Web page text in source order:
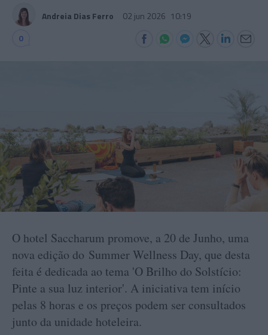
Andreia Dias Ferro 02 jun 2026 10:19
0
O hotel Saccharum promove, a 20 de Junho, uma
nova edição do Summer Wellness Day, que desta
feita é dedicada ao tema 'O Brilho do Solstício:
Pinte a sua luz interior'. A iniciativa tem início
pelas 8 horas e os preços podem ser consultados
junto da unidade hoteleira.